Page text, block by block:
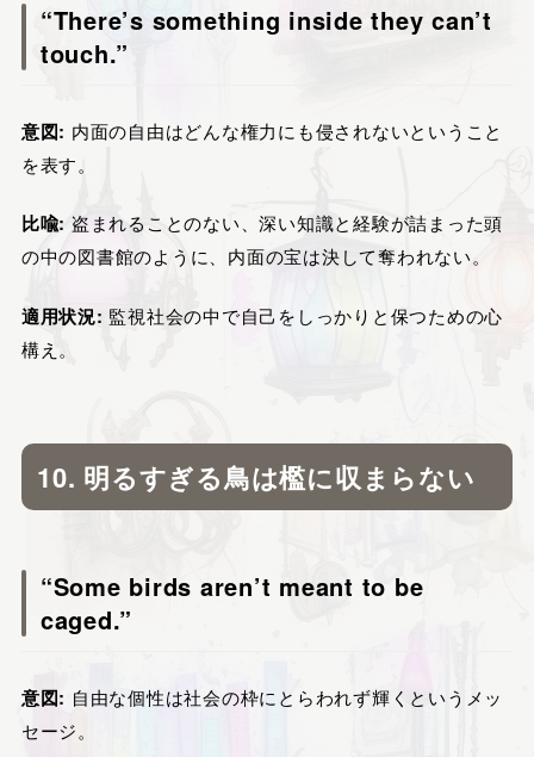
“There’s something inside they can’t
touch.”
意図: 内面の自由はどんな権力にも侵されないということ
を表す。
比喩: 盗まれることのない、深い知識と経験が詰まった頭
の中の図書館のように、内面の宝は決して奪われない。
適用状況: 監視社会の中で自己をしっかりと保つための心
構え。
10. 明るすぎる鳥は檻に収まらない
“Some birds aren’t meant to be
caged.”
意図: 自由な個性は社会の枠にとらわれず輝くというメッ
セージ。